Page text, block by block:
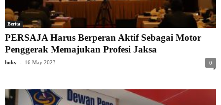
Berita
PERSAJA Harus Berperan Aktif Sebagai Motor
Penggerak Memajukan Profesi Jaksa
hoky - 16 May 2023 0